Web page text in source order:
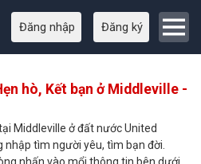
Đăng nhập Đăng ký
hò, Kết bạn ở Middleville -
Middleville ở đất nước United
tìm người yêu, tìm bạn đời.